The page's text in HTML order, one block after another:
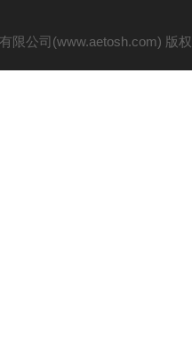
限公司(www.aetosh.com)